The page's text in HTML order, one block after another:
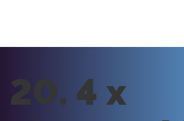
20. 4 x